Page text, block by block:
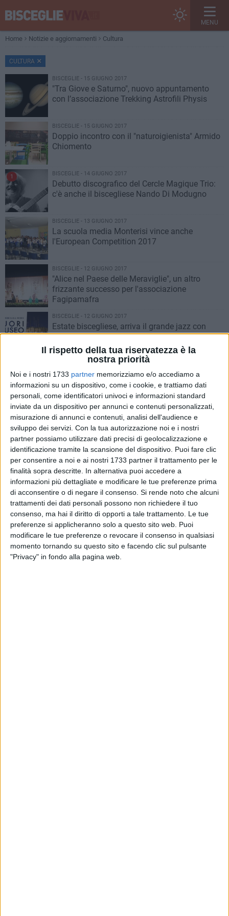
Il rispetto della tua riservatezza è la
nostra priorità
Noi e i nostri 1733 partner memorizziamo e/o accediamo a
informazioni su un dispositivo, come i cookie, e trattiamo dati
personali, come identificatori univoci e informazioni standard
inviate da un dispositivo per annunci e contenuti personalizzati,
misurazione di annunci e contenuti, analisi dell'audience e
sviluppo dei servizi. Con la tua autorizzazione noi e i nostri
partner possiamo utilizzare dati precisi di geolocalizzazione e
identificazione tramite la scansione del dispositivo. Puoi fare clic
per consentire a noi e ai nostri 1733 partner il trattamento per le
finalità sopra descritte. In alternativa puoi accedere a
informazioni più dettagliate e modificare le tue preferenze prima
di acconsentire o di negare il consenso. Si rende noto che alcuni
trattamenti dei dati personali possono non richiedere il tuo
consenso, ma hai il diritto di opporti a tale trattamento. Le tue
preferenze si applicheranno solo a questo sito web. Puoi
modificare le tue preferenze o revocare il consenso in qualsiasi
momento tornando su questo sito e facendo clic sul pulsante
"Privacy" in fondo alla pagina web.
MENU
Home Notizie e aggiornamenti Cultura
CULTURA
BISCEGLIE - 15 GIUGNO 2017
"Tra Giove e Saturno", nuovo appuntamento
con l’associazione Trekking Astrofili Physis
BISCEGLIE - 15 GIUGNO 2017
Doppio incontro con il "naturoigienista" Armido
Chiomento
1 BISCEGLIE - 14 GIUGNO 2017
Debutto discografico del Cercle Magique Trio:
c'è anche il biscegliese Nando Di Modugno
BISCEGLIE - 13 GIUGNO 2017
La scuola media Monterisi vince anche
l'European Competition 2017
BISCEGLIE - 12 GIUGNO 2017
"Alice nel Paese delle Meraviglie", un altro
frizzante successo per l'associazione
Fagipamafra
BISCEGLIE - 12 GIUGNO 2017
Estate biscegliese, arriva il grande jazz con
"Fuori museo 2017"
BISCEGLIE - 12 GIUGNO 2017
«La vita non è in bianco e nero»: Matteo
Losapio a Santa Margherita per il ciclo di
incontri proposto dal FAI
BISCEGLIE - 11 GIUGNO 2017
Il Bastione di San Martino pronto a diventare
teatro: arrivano i finanziamenti
BISCEGLIE - 11 GIUGNO 2017
Alice nel Paese delle Meraviglie, torna a teatro
la compagnia Fagipamafra
BISCEGLIE - 9 GIUGNO 2017
"Gramagica": ecco il primo veliero dei piccoli
maestri d'ascia biscegliesi
1 BISCEGLIE - 8 GIUGNO 2017
"We are stars", il ritorno di Omar Ali Khan, da